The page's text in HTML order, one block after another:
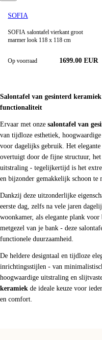
SOFIA
SOFIA salontafel vierkant groot
marmer look 118 x 118 cm
Op voorraad 1699.00 EUR
Salontafel van gesinterd
functionaliteit
Ervaar met onze salontafel van
van tijdloze esthetiek,
voor dagelijks gebruik. Het
overtuigt door de fijne structuur,
uitstraling - tegelijkertijd is het
en bijzonder gemakkelijk schoon te
Dankzij deze uitzonderlijke
eerste dag, zelfs na vele jaren
woonkamer, als elegante plank voor
metgezel van je bank - deze
functionele duurzaamheid.
De heldere designtaal en tijdloze
inrichtingsstijlen - van
hoogwaardige uitstraling en
keramiek de ideale keuze voor
en comfort.